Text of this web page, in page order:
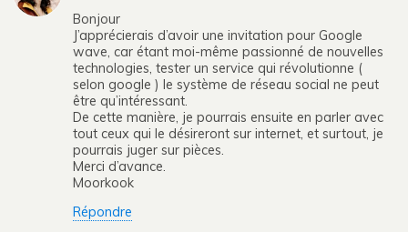
Bonjour
J’apprécierais d’avoir une invitation pour Google
wave, car étant moi-même passionné de nouvelles
technologies, tester un service qui révolutionne (
selon google ) le système de réseau social ne peut
être qu’intéressant.
De cette manière, je pourrais ensuite en parler avec
tout ceux qui le désireront sur internet, et surtout, je
pourrais juger sur pièces.
Merci d’avance.
Moorkook
Répondre